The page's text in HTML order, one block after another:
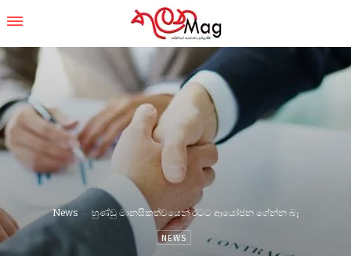
News හුණ්ඩු මානසිකත්වයෙන් රටට ආයෝජන ගේන්න බෑ
NEWS